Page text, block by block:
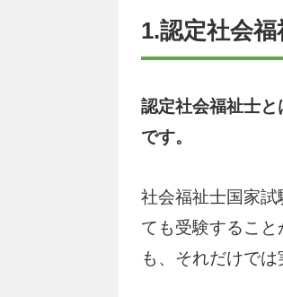
1.認定社会福
認定社会福祉士
です。
社会福祉士国家試
ても受験するこ
も、それだけでは